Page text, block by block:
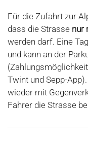
Für die Zufahrt zur
dass die Strasse nur
werden darf. Eine
und kann an der
Twint und Sepp-
wieder mit
Fahrer die Strasse